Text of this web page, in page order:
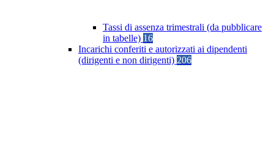
Tassi di assenza trimestrali (da pubblicare
in tabelle) 16
Incarichi conferiti e autorizzati ai dipendenti
(dirigenti e non dirigenti) 206